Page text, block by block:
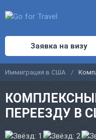
Заявка на визу
Иммиграция в США
ПЕРЕЕЗДУ В